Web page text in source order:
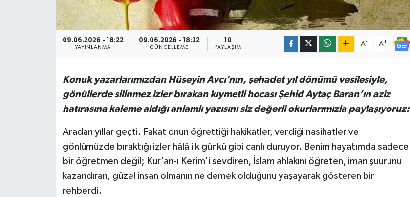
09.06.2026 - 18:22
YAYINLANMA
09.06.2026 - 18:32
GÜNCELLEME
10
PAYLAŞIM
A- A+
Konuk yazarlarımızdan Hüseyin Avcı’nın, şehadet yıl dönümü vesilesiyle,
gönüllerde silinmez izler bırakan kıymetli hocası Şehid Aytaç Baran’ın aziz
hatırasına kaleme aldığı anlamlı yazısını siz değerli okurlarımızla paylaşıyoruz:
Aradan yıllar geçti. Fakat onun öğrettiği hakikatler, verdiği nasihatler ve
gönlümüzde bıraktığı izler hâlâ ilk günkü gibi canlı duruyor. Benim hayatımda sadece
bir öğretmen değil; Kur'an-ı Kerim'i sevdiren, İslam ahlakını öğreten, iman şuurunu
kazandıran, güzel insan olmanın ne demek olduğunu yaşayarak gösteren bir
rehberdi.
Kültür & Sanat
Sağlık & Yaşam